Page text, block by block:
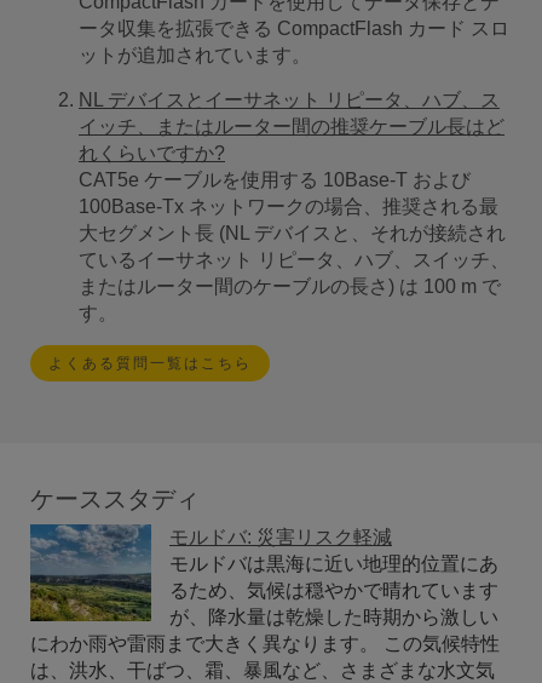
ータ収集を拡張できる CompactFlash カード スロ
ットが追加されています。
NL デバイスとイーサネット リピータ、ハブ、ス
イッチ、またはルーター間の推奨ケーブル長はど
れくらいですか?
CAT5e ケーブルを使用する 10Base-T および
100Base-Tx ネットワークの場合、推奨される最
大セグメント長 (NL デバイスと、それが接続され
ているイーサネット リピータ、ハブ、スイッチ、
またはルーター間のケーブルの長さ) は 100 m で
す。
よくある質問一覧はこちら
ケーススタディ
モルドバ: 災害リスク軽減
モルドバは黒海に近い地理的位置にあ
るため、気候は穏やかで晴れています
が、降水量は乾燥した時期から激しい
にわか雨や雷雨まで大きく異なります。 この気候特性
は、洪水、干ばつ、霜、暴風など、さまざまな水文気